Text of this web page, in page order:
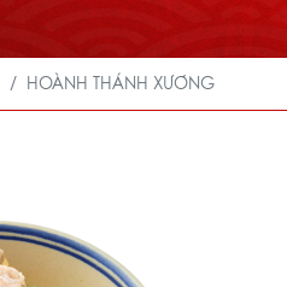
HOÀNH THÁNH XƯƠNG